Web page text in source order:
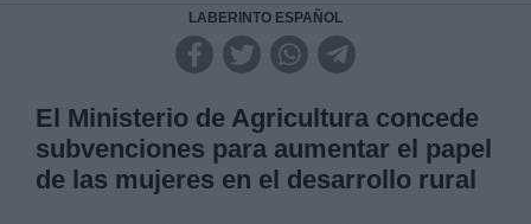
LABERINTO ESPAÑOL
El Ministerio de Agricultura concede
subvenciones para aumentar el papel
de las mujeres en el desarrollo rural
Legitimación: